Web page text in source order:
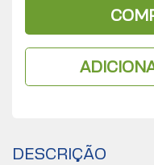
DESCRIÇÃO